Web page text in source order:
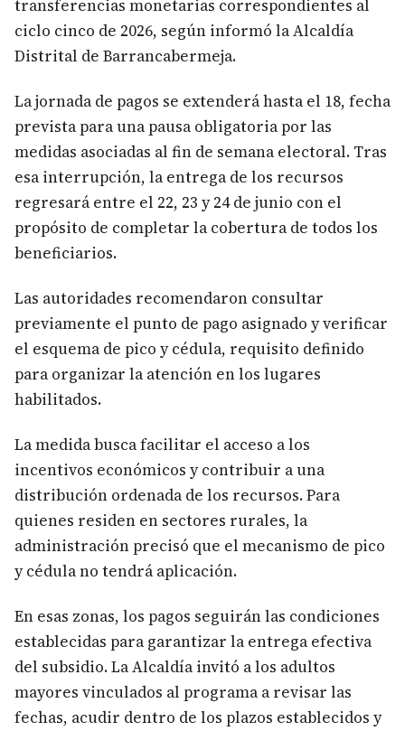
transferencias monetarias correspondientes al
ciclo cinco de 2026, según informó la Alcaldía
Distrital de Barrancabermeja.
La jornada de pagos se extenderá hasta el 18, fecha
prevista para una pausa obligatoria por las
medidas asociadas al fin de semana electoral. Tras
esa interrupción, la entrega de los recursos
regresará entre el 22, 23 y 24 de junio con el
propósito de completar la cobertura de todos los
beneficiarios.
Las autoridades recomendaron consultar
previamente el punto de pago asignado y verificar
el esquema de pico y cédula, requisito definido
para organizar la atención en los lugares
habilitados.
La medida busca facilitar el acceso a los
incentivos económicos y contribuir a una
distribución ordenada de los recursos. Para
quienes residen en sectores rurales, la
administración precisó que el mecanismo de pico
y cédula no tendrá aplicación.
En esas zonas, los pagos seguirán las condiciones
establecidas para garantizar la entrega efectiva
del subsidio. La Alcaldía invitó a los adultos
mayores vinculados al programa a revisar las
fechas, acudir dentro de los plazos establecidos y